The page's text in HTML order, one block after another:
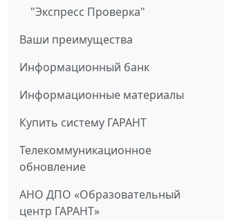
"Экспресс Проверка"
Ваши преимущества
Информационный банк
Информационные материалы
Купить систему ГАРАНТ
Телекоммуникационное
обновление
АНО ДПО «Образовательный
центр ГАРАНТ»